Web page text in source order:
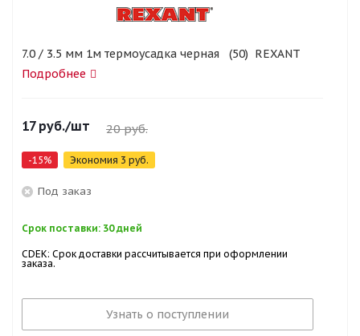
7.0 / 3.5 мм 1м термоусадка черная (50) REXANT
Подробнее
17руб./шт 20руб.
-15% Экономия 3 руб.
Под заказ
Срок поставки: 30 дней
CDEK: Срок доставки рассчитывается при оформлении
заказа.
Узнать о поступлении